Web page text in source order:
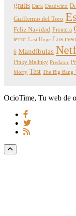
gratis Dark Deadwind
Guillermo del Toro
Feliz Navidad Frontera
terror Last Hope Los
6 Mandíbulas
Pinky Malinky Predator
Morty Test The Big Bang
OcioTime, Tu web de